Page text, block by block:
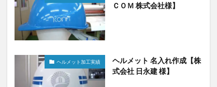
ＣＯＭ 株式会社様】
ヘルメット加工実績
ヘルメット 名入れ作成【株
式会社 日永建 様】